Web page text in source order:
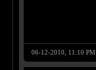
06-12-2010, 11:10 PM